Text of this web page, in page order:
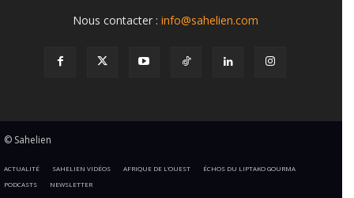
Nous contacter : info@sahelien.com
© Sahelien
ACTUALITÉ SAHELIEN VIDÉOS AFRIQUE DE L’OUEST
ÉCHOS DU LIPTAKO GOURMA
PODCASTS
NEWSLETTER